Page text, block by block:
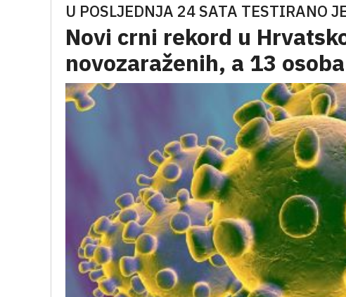
U POSLJEDNJA 24 SATA TESTIRANO
Novi crni rekord u
novozaraženih, a 13